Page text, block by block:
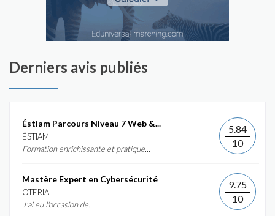
Derniers avis publiés
Éstiam Parcours Niveau 7 Web &...
ÉSTIAM
Formation enrichissante et pratique...
5.84
10
Mastère Expert en Cybersécurité
OTERIA
J'ai eu l'occasion de...
9.75
10